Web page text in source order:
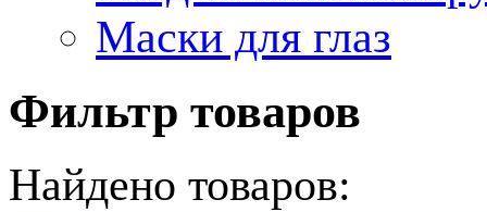
Маски для глаз
Фильтр товаров
Найдено товаров: